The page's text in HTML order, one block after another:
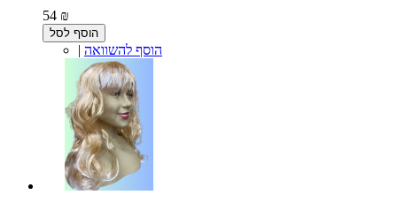
54 ₪
הוסף לסל
| הוסף להשוואה